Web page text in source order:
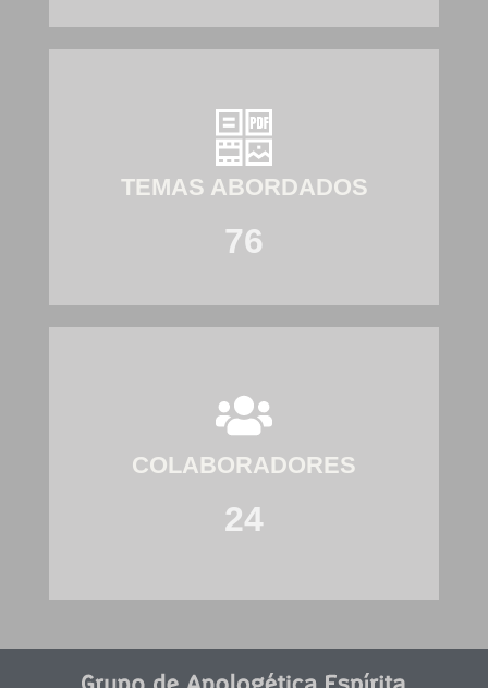
TEMAS ABORDADOS
76
COLABORADORES
24